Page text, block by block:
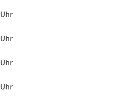
Uhr
Uhr
Uhr
Uhr